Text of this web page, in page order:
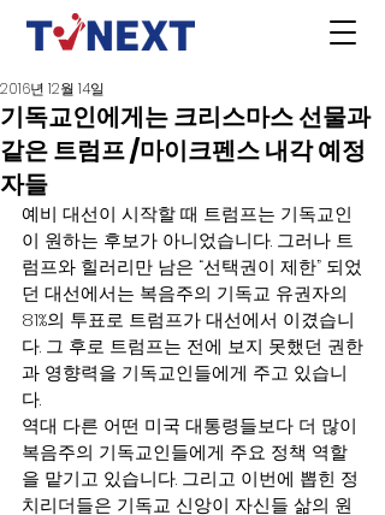
기독교인에게는 크리스마스 선물과
같은 트럼프 /마이크펜스 내각 예정
자들
2016년 12월 14일
예비 대선이 시작할 때 트럼프는 기독교인
이 원하는 후보가 아니었습니다. 그러나 트
럼프와 힐러리만 남은 “선택권이 제한” 되었
던 대선에서는 복음주의 기독교 유권자의
81%의 투표로 트럼프가 대선에서 이겼습니
다. 그 후로 트럼프는 전에 보지 못했던 권한
과 영향력을 기독교인들에게 주고 있습니
다.
역대 다른 어떤 미국 대통령들보다 더 많이
복음주의 기독교인들에게 주요 정책 역할
을 맡기고 있습니다. 그리고 이번에 뽑힌 정
치리더들은 기독교 신앙이 자신들 삶의 원